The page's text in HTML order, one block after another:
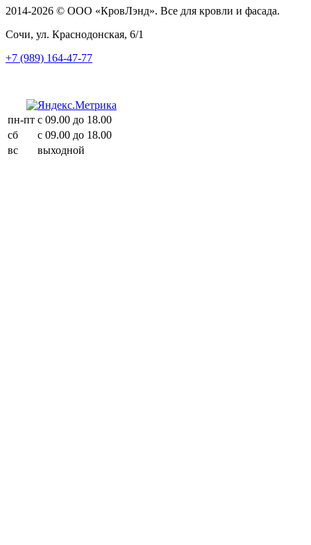
2014-2026 © ООО «КровЛэнд». Все для кровли и фасада.
Сочи, ул. Краснодонская, 6/1
+7 (989) 164-47-77
пн-пт с 09.00 до 18.00
сб
с 09.00 до 18.00
вс
выходной